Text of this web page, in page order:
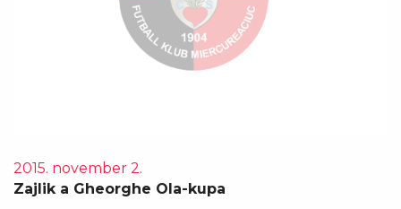
2015. november 2.
Zajlik a Gheorghe Ola-kupa